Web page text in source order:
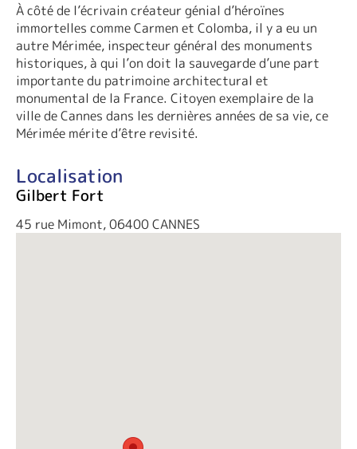
À côté de l’écrivain créateur génial d’héroïnes
immortelles comme Carmen et Colomba, il y a eu un
autre Mérimée, inspecteur général des monuments
historiques, à qui l’on doit la sauvegarde d’une part
importante du patrimoine architectural et
monumental de la France. Citoyen exemplaire de la
ville de Cannes dans les dernières années de sa vie, ce
Mérimée mérite d’être revisité.
Localisation
Gilbert Fort
45 rue Mimont, 06400 CANNES